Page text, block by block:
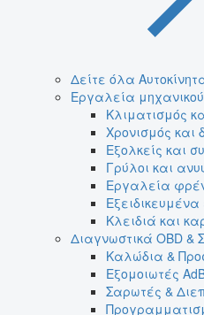
Δείτε όλα
Εργαλεία
Κλιματισμός
Χρονισμός και
Εξολκείς και
Γρύλοι και
Εργαλεία
Κλειδιά και
Διαγνωστικά OBD &
Καλώδια &
Εξομοιωτές
Σαρωτές &